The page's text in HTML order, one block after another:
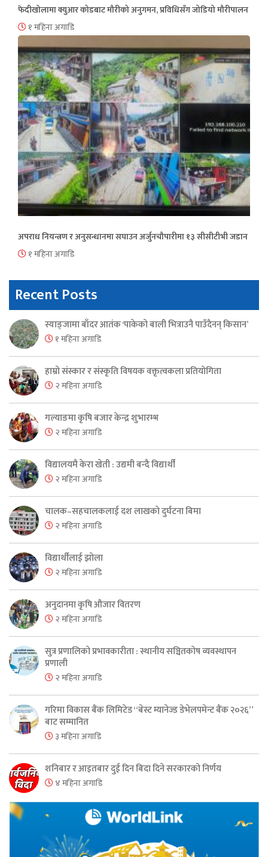
फेदीखोलामा क्युआर कोडबाट मौरीको अनुगमन, प्रविधिसँग जोडियो मौरीपालन
१ महिना अगाडि
अपराध नियन्त्रण र अनुसन्धानमा सघाउन अर्जुनचौपारीमा १३ सीसीटीभी जडान
१ महिना अगाडि
Recent Posts
स्याङ्जामा बाँदर आतंक ‘पाकेको बाली भित्राउनै पाउँदैनन् किसान’
१ महिना अगाडि
हाम्रो संस्कार र संस्कृति विषयक वक्तृत्वकला प्रतियोगिता
२ महिना अगाडि
गल्याङमा कृषि बजार केन्द्र शुभारम्भ
२ महिना अगाडि
विद्यालयमै केरा खेती : उद्यमी बन्दै विद्यार्थी
२ महिना अगाडि
चालक–सहचालकलाई दश लाखको दुर्घटना बिमा
२ महिना अगाडि
विद्यार्थीलाई झोला
२ महिना अगाडि
अनुदानमा कृषि औजार वितरण
२ महिना अगाडि
सुत्र प्रणालिको प्रभावकारीता : स्थानीय सञ्चितकोष व्यवस्थापन
प्रणाली
२ महिना अगाडि
गरिमा विकास बैंक लिमिटेड “बेस्ट म्यानेज्ड डेभेलपमेन्ट बैंक २०२६”
बाट सम्मानित
३ महिना अगाडि
शनिबार र आइतबार दुई दिन बिदा दिने सरकारको निर्णय
४ महिना अगाडि